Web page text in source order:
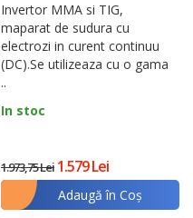
Invertor MMA si TIG,
maparat de sudura cu
electrozi in curent continuu
(DC).Se utilizeaza cu o gama
..
In stoc
1.973,75 Lei 1.579 Lei
Adaugă în Coş